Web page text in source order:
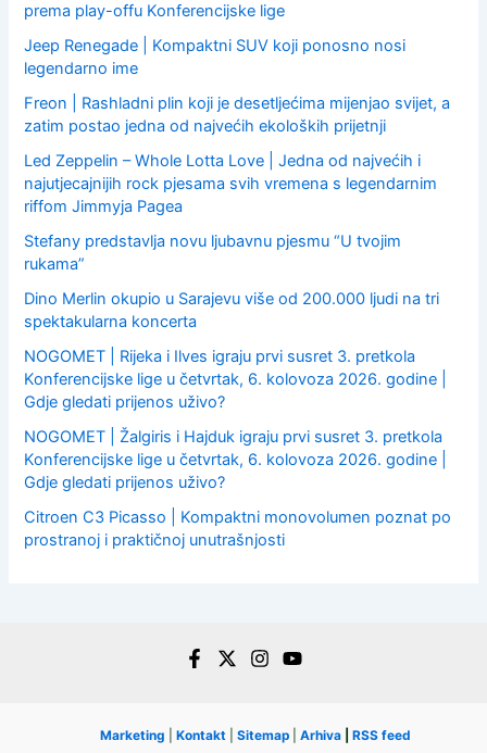
prema play-offu Konferencijske lige
Jeep Renegade | Kompaktni SUV koji ponosno nosi
legendarno ime
Freon | Rashladni plin koji je desetljećima mijenjao svijet, a
zatim postao jedna od najvećih ekoloških prijetnji
Led Zeppelin – Whole Lotta Love | Jedna od najvećih i
najutjecajnijih rock pjesama svih vremena s legendarnim
riffom Jimmyja Pagea
Stefany predstavlja novu ljubavnu pjesmu “U tvojim
rukama”
Dino Merlin okupio u Sarajevu više od 200.000 ljudi na tri
spektakularna koncerta
NOGOMET | Rijeka i Ilves igraju prvi susret 3. pretkola
Konferencijske lige u četvrtak, 6. kolovoza 2026. godine |
Gdje gledati prijenos uživo?
NOGOMET | Žalgiris i Hajduk igraju prvi susret 3. pretkola
Konferencijske lige u četvrtak, 6. kolovoza 2026. godine |
Gdje gledati prijenos uživo?
Citroen C3 Picasso | Kompaktni monovolumen poznat po
prostranoj i praktičnoj unutrašnjosti
Marketing Kontakt Sitemap Arhiva RSS feed